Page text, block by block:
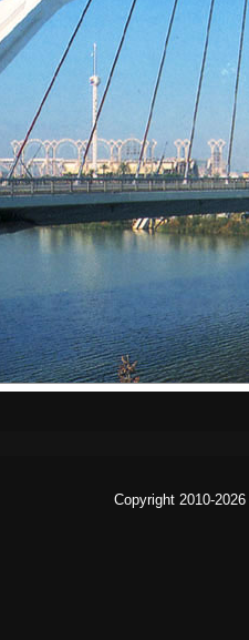
Copyright 2010-2026